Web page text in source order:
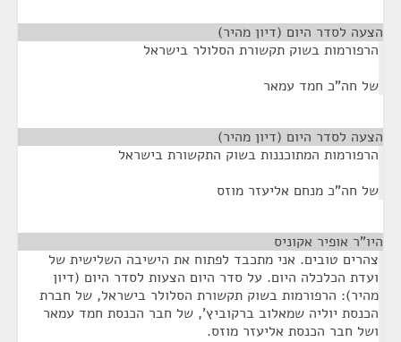
הצעה לסדר היום (דיון מהיר)
הרפורמות בשוק תקשורת הסלולר בישראל
של חה"כ חמד עמאר
הצעה לסדר היום (דיון מהיר)
הרפורמות המתוכננות בשוק התקשורת בישראל
של חה"כ מנחם אליעזר מוזס
היו"ר אופיר אקוניס
צהרים טובים. אני מתכבד לפתוח את הישיבה השלישית של
ועדת הכלכלה היום. על סדר היום הצעות לסדר היום (דיון
מהיר): הרפורמות בשוק תקשורת הסלולר בישראל, של חברת
הכנסת יוליה שמאלוב ברקוביץ', של חבר הכנסת חמד עמאר
ושל חבר הכנסת אליעזר מוזס.